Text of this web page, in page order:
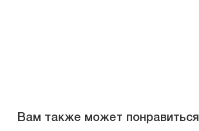
Вам также может понравиться